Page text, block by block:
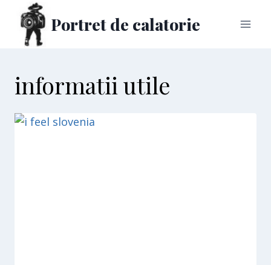
content
Portret de calatorie
informatii utile